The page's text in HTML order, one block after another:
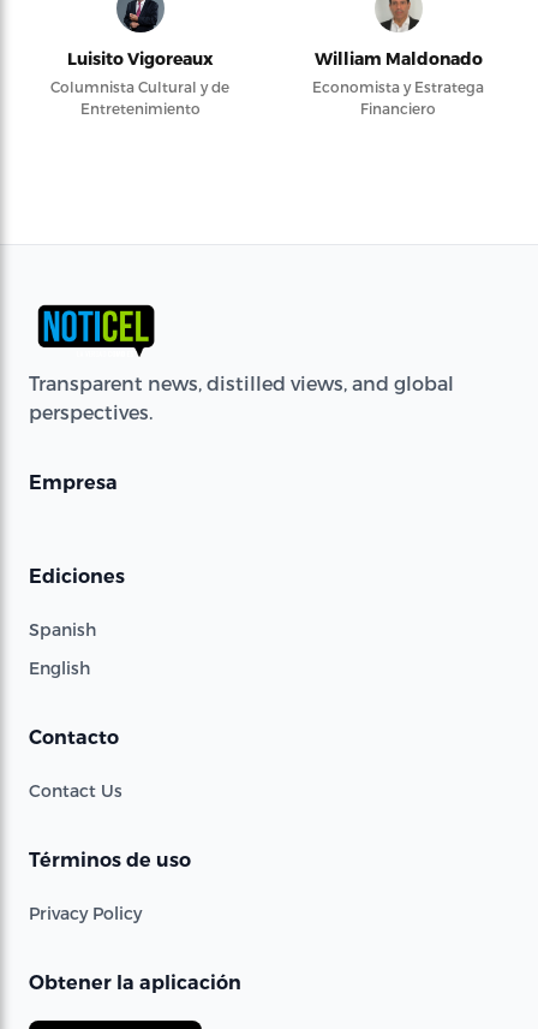
Luisito Vigoreaux
Columnista Cultural y de
Entretenimiento
William Maldonado
Economista y Estratega
Financiero
Transparent news, distilled views, and global
perspectives.
Empresa
Ediciones
Spanish
English
Contacto
Contact Us
Términos de uso
Privacy Policy
Obtener la aplicación